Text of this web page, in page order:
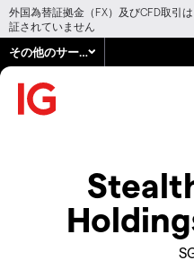
外国為替証拠金（FX）及びCFD取引
証されていません
その他のサービス